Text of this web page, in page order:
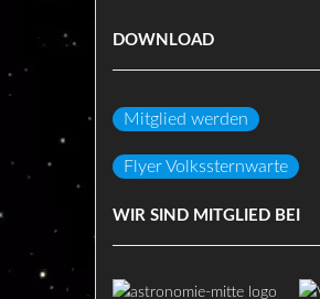
DOWNLOAD
Mitglied werden
Flyer Volkssternwarte
WIR SIND MITGLIED BEI